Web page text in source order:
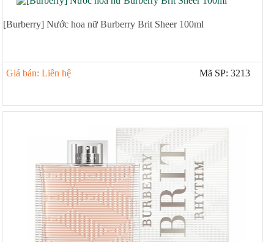
[Burberry] Nước hoa nữ Burberry Brit Sheer 100ml
Giá bán: Liên hệ Mã SP: 3213